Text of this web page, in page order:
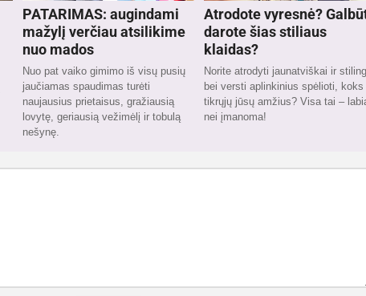
PATARIMAS: augindami
mažylį verčiau atsilikime
nuo mados
Nuo pat vaiko gimimo iš visų pusių
jaučiamas spaudimas turėti
naujausius prietaisus, gražiausią
lovytę, geriausią vežimėlį ir tobulą
nešynę.
Atrodote vyresnė?
darote šias stiliaus
klaidas?
Norite atrodyti jaunatviškai ir
bei versti aplinkinius spėlioti, koks
tikrųjų jūsų amžius? Visa tai –
nei įmanoma!